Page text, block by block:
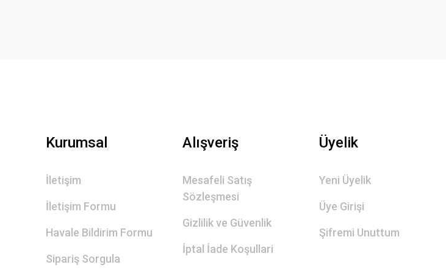
Kurumsal
İletişim
İletişim Formu
Havale Bildirim Formu
Sipariş Sorgula
Alışveriş
Mesafeli Satış
Sözleşmesi
Gizlilik ve Güvenlik
İptal İade Koşullari
Üyelik
Yeni Üyelik
Üye Girişi
Şifremi Unuttum